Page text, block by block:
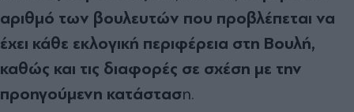
αριθµό των βουλευτών που προβλέπεται να
έχει κάθε εκλογική περιφέρεια στη Βουλή,
καθώς και τις διαφορές σε σχέση µε την
προηγούµενη κατάσταση.